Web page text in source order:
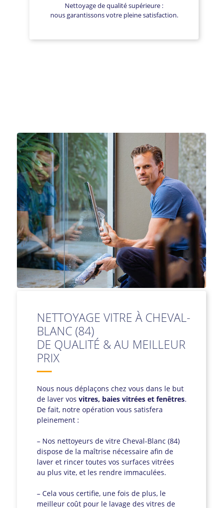
Nettoyage de qualité supérieure :
nous garantissons votre pleine satisfaction.
NETTOYAGE VITRE À CHEVAL-
BLANC (84)
DE QUALITÉ & AU MEILLEUR
PRIX
Nous nous déplaçons chez vous dans le but
de laver vos vitres, baies vitrées et fenêtres.
De fait, notre opération vous satisfera
pleinement :
– Nos nettoyeurs de vitre Cheval-Blanc (84)
dispose de la maîtrise nécessaire afin de
laver et rincer toutes vos surfaces vitrées
au plus vite, et les rendre immaculées.
– Cela vous certifie, une fois de plus, le
meilleur coût pour le lavage des vitres de